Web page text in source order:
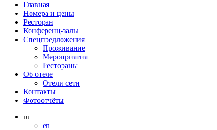
Главная
Номера и цены
Ресторан
Конференц-залы
Спецпредложения
Проживание
Мероприятия
Рестораны
Об отеле
Отели сети
Контакты
Фотоотчёты
ru
en